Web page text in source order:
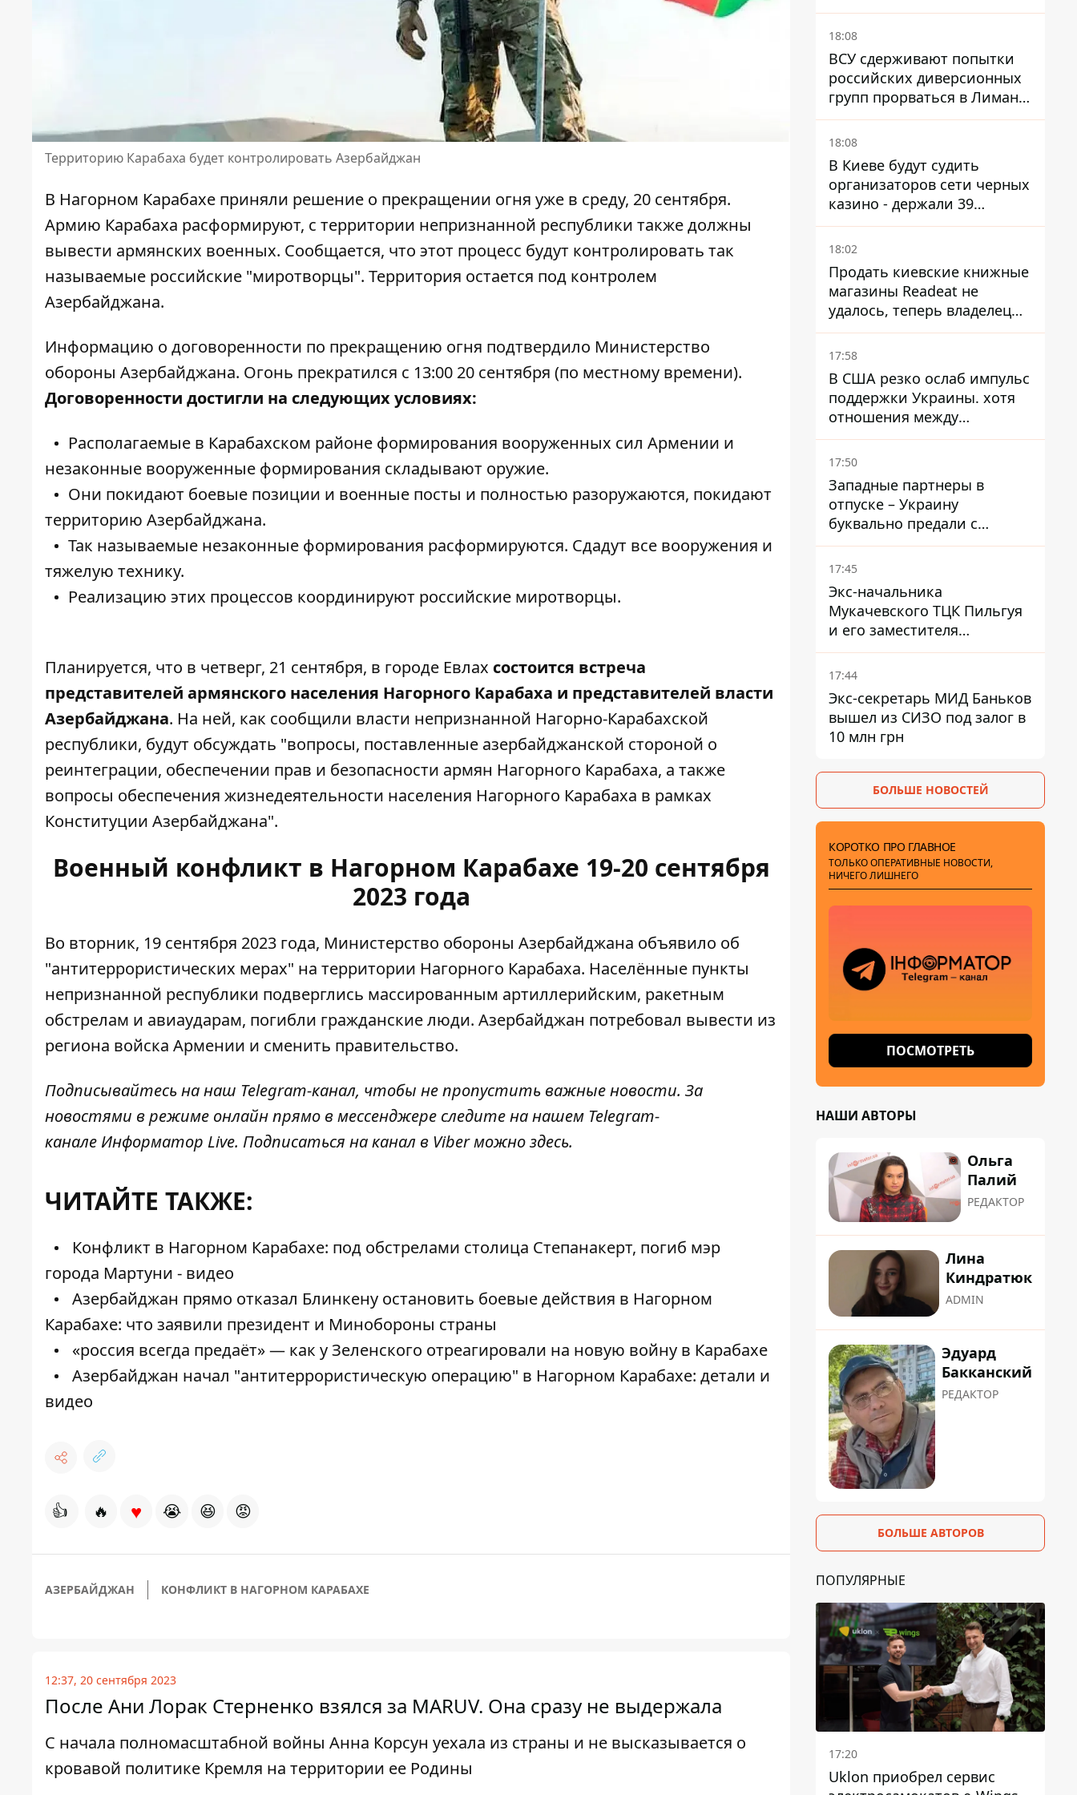
Территорию Карабаха будет контролировать Азербайджан
В Нагорном Карабахе приняли решение о прекращении огня уже в среду, 20 сентября.
Армию Карабаха расформируют, с территории непризнанной республики также должны
вывести армянских военных. Сообщается, что этот процесс будут контролировать так
называемые российские "миротворцы". Территория остается под контролем
Азербайджана.
Информацию о договоренности по прекращению огня подтвердило Министерство
обороны Азербайджана. Огонь прекратился с 13:00 20 сентября (по местному времени).
Договоренности достигли на следующих условиях:
Располагаемые в Карабахском районе формирования вооруженных сил Армении и
незаконные вооруженные формирования складывают оружие.
Они покидают боевые позиции и военные посты и полностью разоружаются, покидают
территорию Азербайджана.
Так называемые незаконные формирования расформируются. Сдадут все вооружения и
тяжелую технику.
Реализацию этих процессов координируют российские миротворцы.
Планируется, что в четверг, 21 сентября, в городе Евлах состоится встреча
представителей армянского населения Нагорного Карабаха и представителей власти
Азербайджана. На ней, как сообщили власти непризнанной Нагорно-Карабахской
республики, будут обсуждать "вопросы, поставленные азербайджанской стороной о
реинтеграции, обеспечении прав и безопасности армян Нагорного Карабаха, а также
вопросы обеспечения жизнедеятельности населения Нагорного Карабаха в рамках
Конституции Азербайджана".
Военный конфликт в Нагорном Карабахе 19-20 сентября
2023 года
Во вторник, 19 сентября 2023 года, Министерство обороны Азербайджана объявило об
"антитеррористических мерах" на территории Нагорного Карабаха. Населённые пункты
непризнанной республики подверглись массированным артиллерийским, ракетным
обстрелам и авиаударам, погибли гражданские люди. Азербайджан потребовал вывести из
региона войска Армении и сменить правительство.
Подписывайтесь на наш Telegram-канал, чтобы не пропустить важные новости. За
новостями в режиме онлайн прямо в мессенджере следите на нашем Telegram-
канале Информатор Live. Подписаться на канал в Viber можноздесь.
ЧИТАЙТЕ ТАКЖЕ:
Конфликт в Нагорном Карабахе: под обстрелами столица Степанакерт, погиб мэр
города Мартуни - видео
Азербайджан прямо отказал Блинкену остановить боевые действия в Нагорном
Карабахе: что заявили президент и Минобороны страны
«россия всегда предаёт» — как у Зеленского отреагировали на новую войну в Карабахе
Азербайджан начал "антитеррористическую операцию" в Нагорном Карабахе: детали и
видео
👍 🔥 ♥ 😭 😆 😡
АЗЕРБАЙДЖАН КОНФЛИКТ В НАГОРНОМ КАРАБАХЕ
12:37, 20 сентября 2023
После Ани Лорак Стерненко взялся за MARUV. Она сразу не выдержала
С начала полномасштабной войны Анна Корсун уехала из страны и не высказывается о
кровавой политике Кремля на территории ее Родины
лжи
18:08
ВСУ сдерживают попытки
российских диверсионных
групп прорваться в Лиман -
Трегубов
18:08
В Киеве будут судить
организаторов сети черных
казино - держали 39
заведений
18:02
Продать киевские книжные
магазины Readeat не
удалось, теперь владелец
их просто закроет
17:58
В США резко ослаб импульс
поддержки Украины. хотя
отношения между
Зеленским и Трампом
недавно улучшались - The
17:50
Западные партнеры в
отпуске – Украину
буквально предали с
ракетами к Patriot – эксперт
Мусиенко
17:45
Экс-начальника
Мукачевского ТЦК Пильгуя
и его заместителя
отправили в СИЗО без
права залога – журналист
17:44
Экс-секретарь МИД Баньков
вышел из СИЗО под залог в
10 млн грн
БОЛЬШЕ НОВОСТЕЙ
КОРОТКО ПРО ГЛАВНОЕ
ТОЛЬКО ОПЕРАТИВНЫЕ НОВОСТИ,
НИЧЕГО ЛИШНЕГО
ПОСМОТРЕТЬ
НАШИ АВТОРЫ
Ольга
Палий
РЕДАКТОР
Лина
Киндратюк
ADMIN
Эдуард
Бакканский
РЕДАКТОР
БОЛЬШЕ АВТОРОВ
ПОПУЛЯРНЫЕ
17:20
Uklon приобрел сервис